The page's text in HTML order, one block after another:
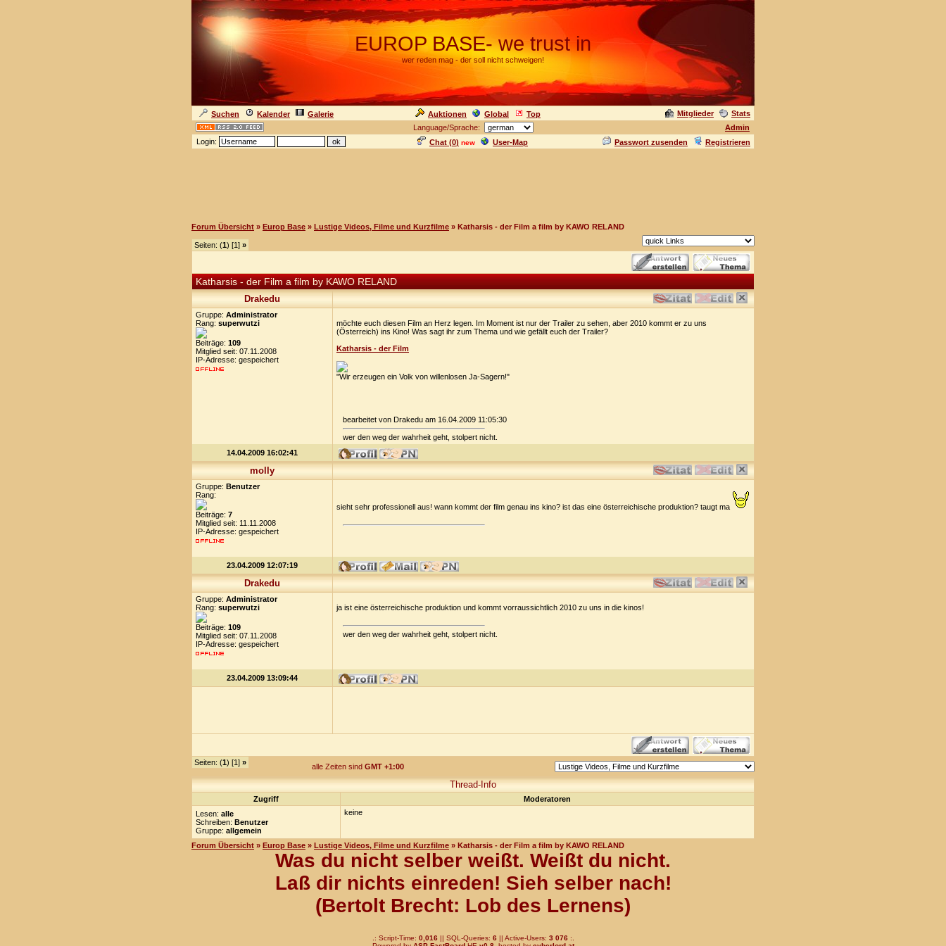
EUROP BASE- we trust in
wer reden mag - der soll nicht schweigen!
Suchen Kalender Galerie Auktionen Global Top Mitglieder
Stats
Language/Sprache:
Admin
Login:
Chat (0) new User-Map Passwort zusenden Registrieren
Forum Übersicht » Europ Base » Lustige Videos, Filme und Kurzfilme » Katharsis - der Film a film by KAWO RELAND
Seiten: (1) [1] »
Katharsis - der Film a film by KAWO RELAND
Drakedu
Gruppe: Administrator
Rang: superwutzi
Beiträge: 109
Mitglied seit: 07.11.2008
IP-Adresse: gespeichert
möchte euch diesen Film an Herz legen. Im Moment ist nur der Trailer zu sehen, aber 2010 kommt er zu uns
(Österreich) ins Kino! Was sagt ihr zum Thema und wie gefällt euch der Trailer?
Katharsis - der Film
"Wir erzeugen ein Volk von willenlosen Ja-Sagern!"
bearbeitet von Drakedu am 16.04.2009 11:05:30
wer den weg der wahrheit geht, stolpert nicht.
14.04.2009 16:02:41
molly
Gruppe: Benutzer
Rang:
Beiträge: 7
Mitglied seit: 11.11.2008
IP-Adresse: gespeichert
sieht sehr professionell aus! wann kommt der film genau ins kino? ist das eine österreichische produktion? taugt ma
23.04.2009 12:07:19
Drakedu
Gruppe: Administrator
Rang: superwutzi
Beiträge: 109
Mitglied seit: 07.11.2008
IP-Adresse: gespeichert
ja ist eine österreichische produktion und kommt vorraussichtlich 2010 zu uns in die kinos!
wer den weg der wahrheit geht, stolpert nicht.
23.04.2009 13:09:44
Seiten: (1) [1] » alle Zeiten sind GMT +1:00
Thread-Info
Zugriff
Moderatoren
Lesen: alle
Schreiben: Benutzer
Gruppe: allgemein
keine
Forum Übersicht » Europ Base » Lustige Videos, Filme und Kurzfilme » Katharsis - der Film a film by KAWO RELAND
Was du nicht selber weißt. Weißt du nicht.
Laß dir nichts einreden! Sieh selber nach!
(Bertolt Brecht: Lob des Lernens)
.: Script-Time: 0,016|| SQL-Queries: 6|| Active-Users: 3 076:.